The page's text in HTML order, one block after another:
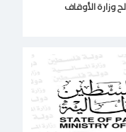
وزارة الأوقاف